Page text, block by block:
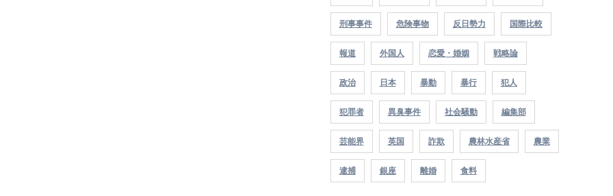
刑事事件 危険事物 反日勢力 国際比較
報道 外国人 恋愛・婚姻 戦略論
政治 日本 暴動 暴行 犯人
犯罪者 異臭事件 社会騒動 編集部
芸能界 英国 詐欺 農林水産省 農業
逮捕 銀座 離婚 食料